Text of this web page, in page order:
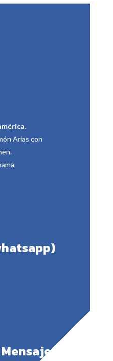
.
Arias con